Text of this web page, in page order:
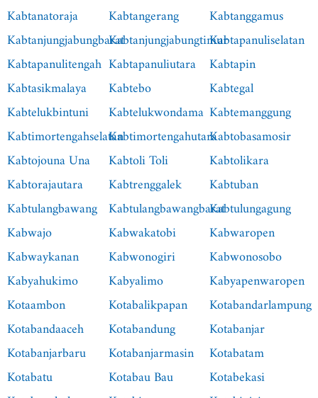
Kabtanatoraja
Kabtangerang
Kabtanggamus
KabtanjungjabungbaratKabtanjungjabungtimurKabtapanuliselatan
Kabtapanulitengah Kabtapanuliutara Kabtapin
Kabtasikmalaya
Kabtebo
Kabtegal
Kabtelukbintuni
Kabtelukwondama Kabtemanggung
KabtimortengahselatanKabtimortengahutaraKabtobasamosir
Kabtojouna Una
Kabtoli Toli
Kabtolikara
Kabtorajautara
Kabtrenggalek
Kabtuban
Kabtulangbawang KabtulangbawangbaratKabtulungagung
Kabwajo
Kabwakatobi
Kabwaropen
Kabwaykanan
Kabwonogiri
Kabwonosobo
Kabyahukimo
Kabyalimo
Kabyapenwaropen
Kotaambon
Kotabalikpapan
Kotabandarlampung
Kotabandaaceh
Kotabandung
Kotabanjar
Kotabanjarbaru
Kotabanjarmasin
Kotabatam
Kotabatu
Kotabau Bau
Kotabekasi